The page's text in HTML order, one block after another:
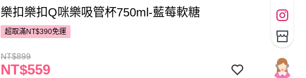
樂扣樂扣Q咪樂吸管杯750ml-藍莓軟糖
超取滿NT$390免運
NT$899
NT$559